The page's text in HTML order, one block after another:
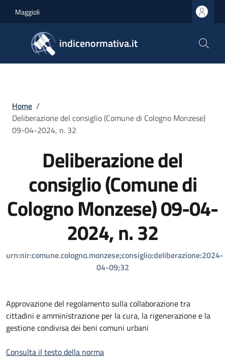
Maggioli
indicenormativa.it
Briciole di pane
Home /
Deliberazione del consiglio (Comune di Cologno Monzese)
09-04-2024, n. 32
Deliberazione del
consiglio (Comune di
Cologno Monzese) 09-04-
2024, n. 32
urn:nir:comune.cologno.monzese;consiglio:deliberazione:2024-
04-09;32
Approvazione del regolamento sulla collaborazione tra
cittadini e amministrazione per la cura, la rigenerazione e la
gestione condivisa dei beni comuni urbani
Consulta il testo della norma